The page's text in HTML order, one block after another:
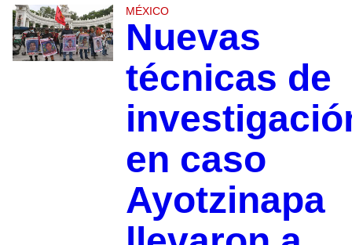
MÉXICO
Nuevas
técnicas de
en caso
Ayotzinapa